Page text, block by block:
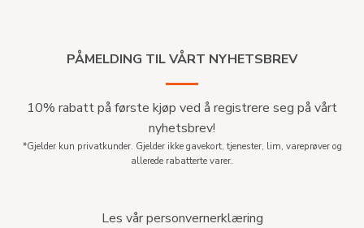
PÅMELDING TIL VÅRT NYHETSBREV
10% rabatt på første kjøp ved å registrere seg på vårt
nyhetsbrev!
*Gjelder kun privatkunder. Gjelder ikke gavekort, tjenester, lim, vareprøver og
allerede rabatterte varer.
Les vår personvernerklæring